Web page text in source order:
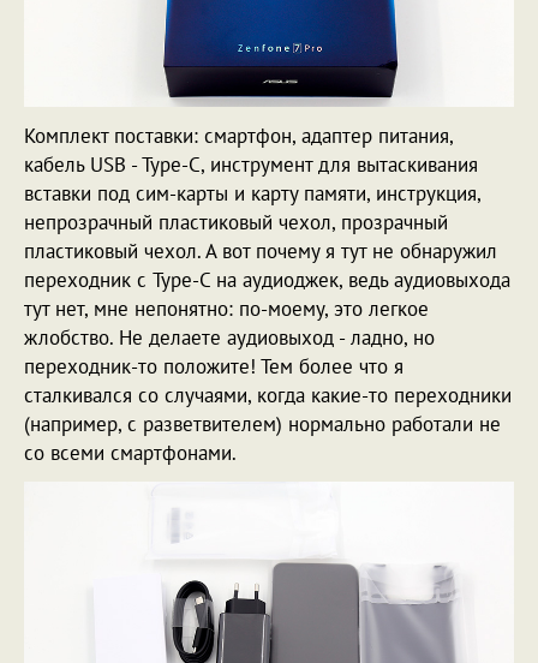
Комплект поставки: смартфон, адаптер питания,
кабель USB - Type-C, инструмент для вытаскивания
вставки под сим-карты и карту памяти, инструкция,
непрозрачный пластиковый чехол, прозрачный
пластиковый чехол. А вот почему я тут не обнаружил
переходник с Type-C на аудиоджек, ведь аудиовыхода
тут нет, мне непонятно: по-моему, это легкое
жлобство. Не делаете аудиовыход - ладно, но
переходник-то положите! Тем более что я
сталкивался со случаями, когда какие-то переходники
(например, с разветвителем) нормально работали не
со всеми смартфонами.